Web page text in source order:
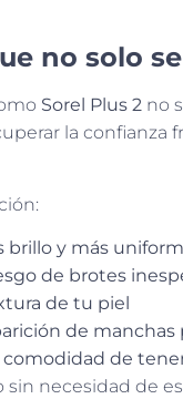
no solo
Sorel Plus 2 no
la confianza
brillo y más
de brotes
de tu piel
de
comodidad de
sin necesidad de